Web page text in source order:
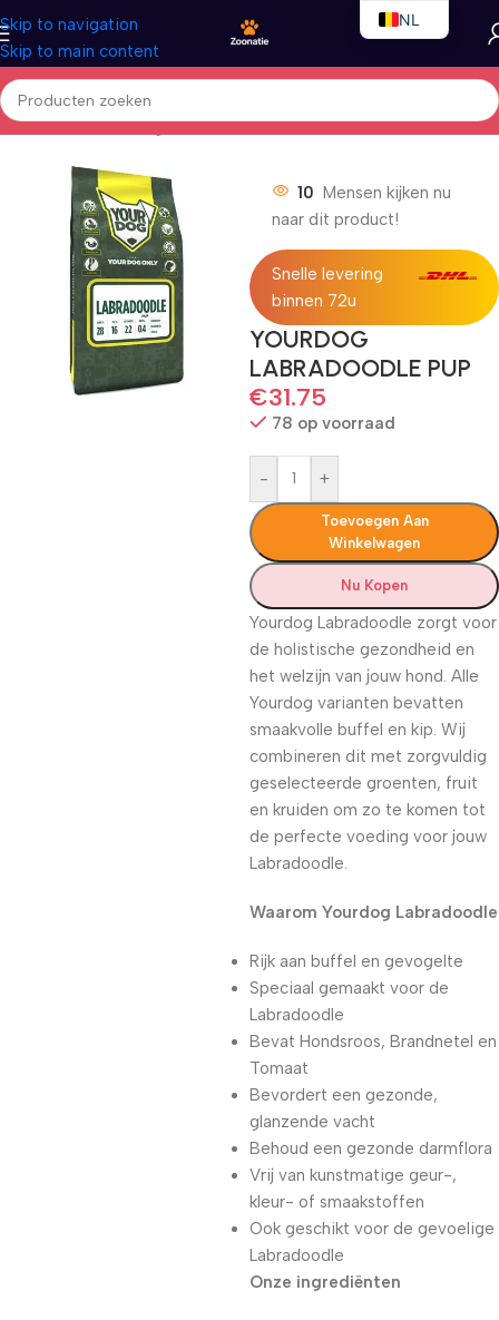
Skip to navigation
Skip to main content
Home/Honden/Droogvoer
10 Mensen kijken nu
naar dit product!
Snelle levering
binnen 72u
YOURDOG
LABRADOODLE PUP
€31.75
78 op voorraad
- +
Toevoegen Aan
Winkelwagen
Nu Kopen
Yourdog Labradoodle zorgt voor
de holistische gezondheid en
het welzijn van jouw hond. Alle
Yourdog varianten bevatten
smaakvolle buffel en kip. Wij
combineren dit met zorgvuldig
geselecteerde groenten, fruit
en kruiden om zo te komen tot
de perfecte voeding voor jouw
Labradoodle.
Waarom Yourdog Labradoodle
Rijk aan buffel en gevogelte
Speciaal gemaakt voor de
Labradoodle
Bevat Hondsroos, Brandnetel en
Tomaat
Bevordert een gezonde,
glanzende vacht
Behoud een gezonde darmflora
Vrij van kunstmatige geur-,
kleur- of smaakstoffen
Ook geschikt voor de gevoelige
Labradoodle
Onze ingrediënten
NL